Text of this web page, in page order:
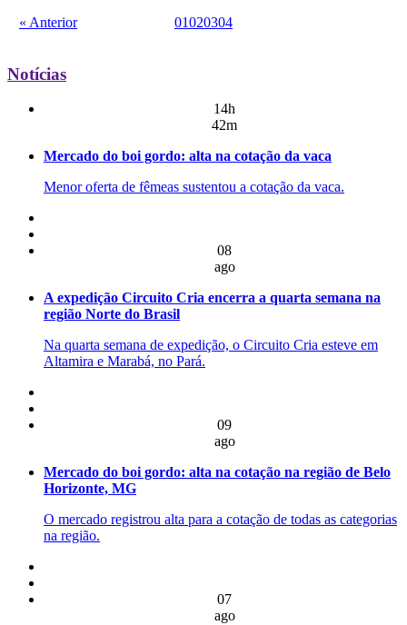
« Anterior
01020304
Notícias
14h
42m
Mercado do boi gordo: alta na cotação da vaca
Menor oferta de fêmeas sustentou a cotação da vaca.
08
ago
A expedição Circuito Cria encerra a quarta semana na
região Norte do Brasil
Na quarta semana de expedição, o Circuito Cria esteve em
Altamira e Marabá, no Pará.
09
ago
Mercado do boi gordo: alta na cotação na região de Belo
Horizonte, MG
O mercado registrou alta para a cotação de todas as categorias
na região.
07
ago